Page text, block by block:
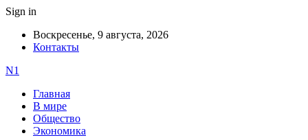
Sign in
Воскресенье, 9 августа, 2026
Контакты
N1
Главная
В мире
Общество
Экономика